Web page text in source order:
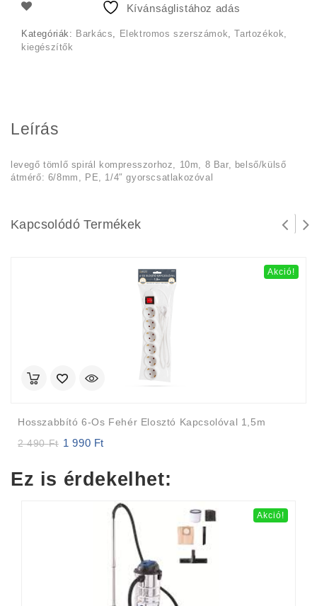
Kívánságlistához adás
Kategóriák: Barkács Elektromos szerszámok ,Tartozékok,
kiegészítők
Leírás
levegő tömlő spirál kompresszorhoz, 10m, 8 Bar, belső/külső
átmérő: 6/8mm, PE, 1/4″ gyorscsatlakozóval
Kapcsolódó Termékek
Akció!
Hosszabbító 6-Os Fehér Elosztó Kapcsolóval 1,5m
2 490Ft Original
2
1 990 Ft
1
Ez is érdekelhet:
Akció!